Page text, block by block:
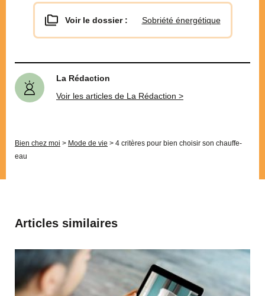
Voir le dossier : Sobriété énergétique
La Rédaction
Voir les articles de La Rédaction >
Bien chez moi > Mode de vie > 4 critères pour bien choisir son chauffe-
eau
Articles similaires